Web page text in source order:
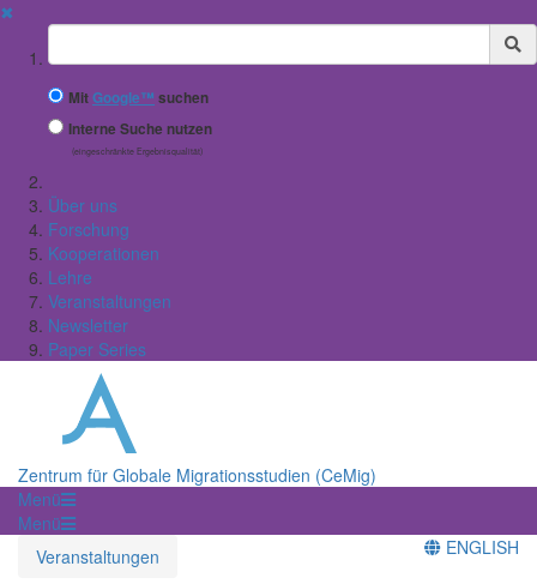
✖
Suchbegriff
MitGoogle™ suchen
Interne Suche nutzen
(eingeschränkte Ergebnisqualität)
Über uns
Forschung
Kooperationen
Lehre
Veranstaltungen
Newsletter
Paper Series
Zentrum für Globale Migrationsstudien (CeMig)
Menü
Menü
Veranstaltungen
ENGLISH